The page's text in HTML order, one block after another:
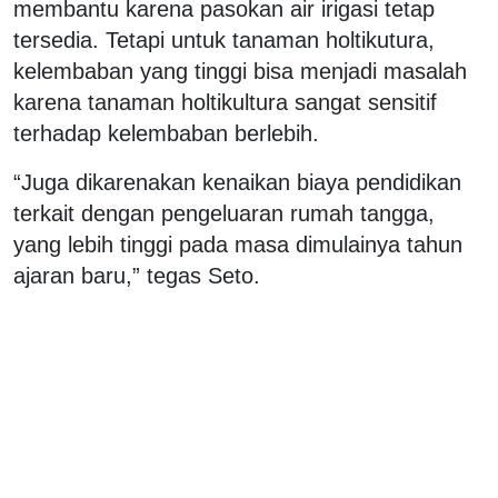
membantu karena pasokan air irigasi tetap
tersedia. Tetapi untuk tanaman holtikutura,
kelembaban yang tinggi bisa menjadi masalah
karena tanaman holtikultura sangat sensitif
terhadap kelembaban berlebih.
“Juga dikarenakan kenaikan biaya pendidikan
terkait dengan pengeluaran rumah tangga,
yang lebih tinggi pada masa dimulainya tahun
ajaran baru,” tegas Seto.